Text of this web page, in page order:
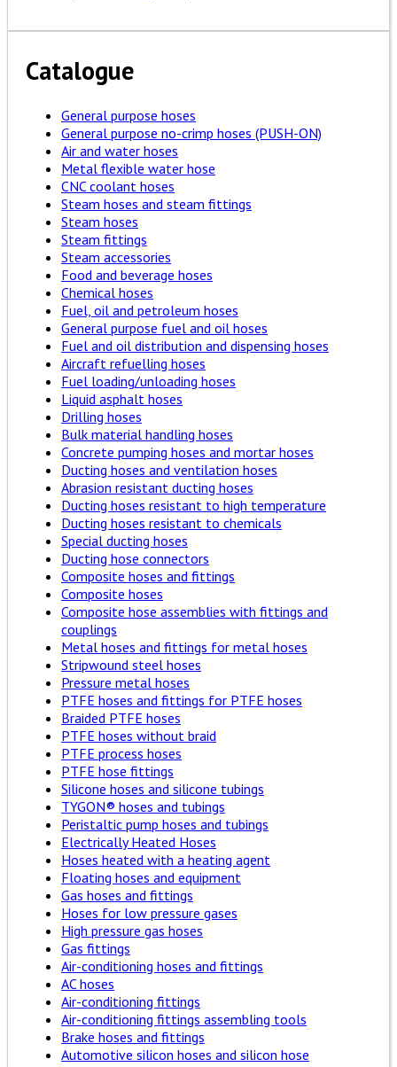
Catalogue
General purpose hoses
General purpose no-crimp hoses (PUSH-ON)
Air and water hoses
Metal flexible water hose
CNC coolant hoses
Steam hoses and steam fittings
Steam hoses
Steam fittings
Steam accessories
Food and beverage hoses
Chemical hoses
Fuel, oil and petroleum hoses
General purpose fuel and oil hoses
Fuel and oil distribution and dispensing hoses
Aircraft refuelling hoses
Fuel loading/unloading hoses
Liquid asphalt hoses
Drilling hoses
Bulk material handling hoses
Concrete pumping hoses and mortar hoses
Ducting hoses and ventilation hoses
Abrasion resistant ducting hoses
Ducting hoses resistant to high temperature
Ducting hoses resistant to chemicals
Special ducting hoses
Ducting hose connectors
Composite hoses and fittings
Composite hoses
Composite hose assemblies with fittings and
couplings
Metal hoses and fittings for metal hoses
Stripwound steel hoses
Pressure metal hoses
PTFE hoses and fittings for PTFE hoses
Braided PTFE hoses
PTFE hoses without braid
PTFE process hoses
PTFE hose fittings
Silicone hoses and silicone tubings
TYGON® hoses and tubings
Peristaltic pump hoses and tubings
Electrically Heated Hoses
Hoses heated with a heating agent
Floating hoses and equipment
Gas hoses and fittings
Hoses for low pressure gases
High pressure gas hoses
Gas fittings
Air-conditioning hoses and fittings
AC hoses
Air-conditioning fittings
Air-conditioning fittings assembling tools
Brake hoses and fittings
Automotive silicon hoses and silicon hose